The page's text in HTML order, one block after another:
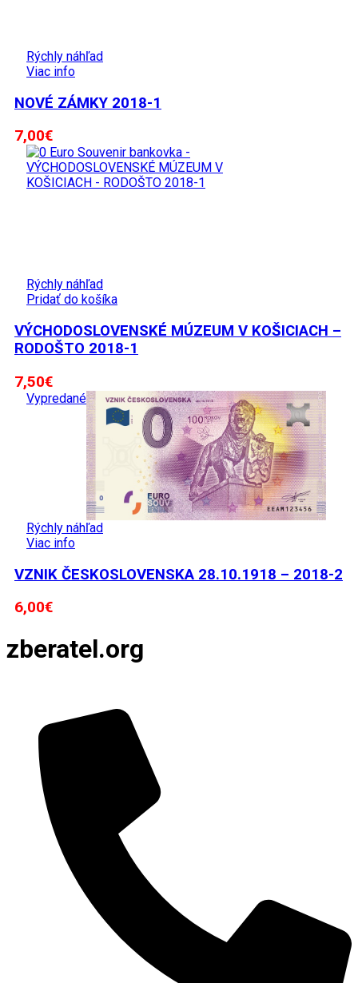
Rýchly náhľad
Viac info
NOVÉ ZÁMKY 2018-1
7,00€
Rýchly náhľad
Pridať do košíka
VÝCHODOSLOVENSKÉ MÚZEUM V KOŠICIACH –
RODOŠTO 2018-1
7,50€
Vypredané
Rýchly náhľad
Viac info
VZNIK ČESKOSLOVENSKA 28.10.1918 – 2018-2
6,00€
zberatel.org